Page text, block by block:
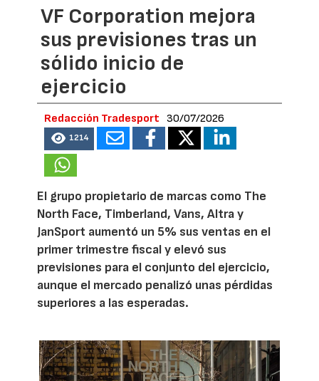
VF Corporation mejora
sus previsiones tras un
sólido inicio de
ejercicio
Redacción Tradesport 30/07/2026
1214
El grupo propietario de marcas como The
North Face, Timberland, Vans, Altra y
JanSport aumentó un 5% sus ventas en el
primer trimestre fiscal y elevó sus
previsiones para el conjunto del ejercicio,
aunque el mercado penalizó unas pérdidas
superiores a las esperadas.